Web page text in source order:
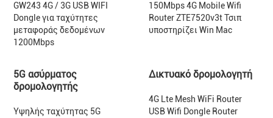
GW243 4G / 3G USB WIFI
Dongle για ταχύτητες
μεταφοράς δεδομένων
1200Mbps
150Mbps 4G Mobile Wifi
Router ZTE7520v3t Τσιπ
υποστηρίζει Win Mac
5G ασύρματος
δρομολογητής
Υψηλής ταχύτητας 5G
Δικτυακό δρομολογητή
4G Lte Mesh WiFi Router
USB Wifi Dongle Router